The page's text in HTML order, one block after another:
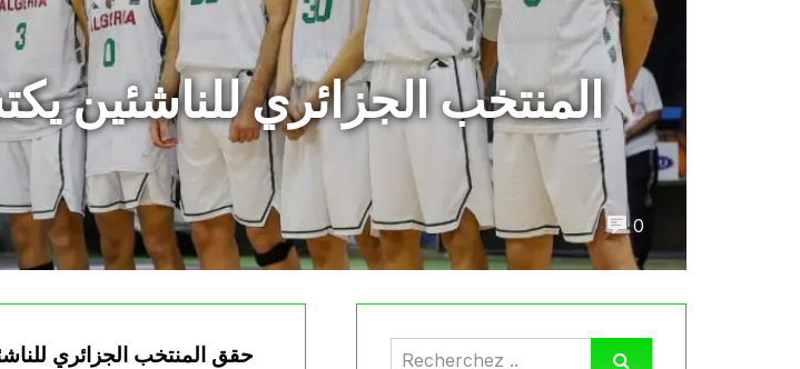
المنتخب الجزائري للناشئين
0